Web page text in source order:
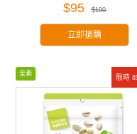
$95 $100
立即搶購
限時
全素